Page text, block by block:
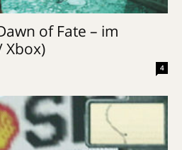
of Fate – im
Xbox)
4